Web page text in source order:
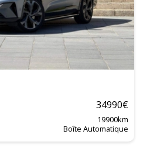
34990€
19900km
Boîte Automatique